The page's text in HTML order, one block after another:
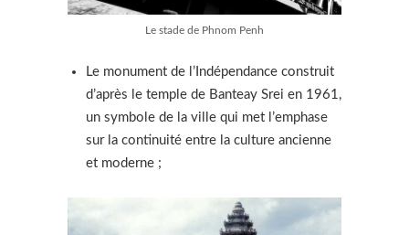
Le stade de Phnom Penh
Le monument de l’Indépendance construit
d’après le temple de Banteay Srei en 1961,
un symbole de la ville qui met l’emphase
sur la continuité entre la culture ancienne
et moderne ;